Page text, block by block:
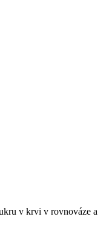
v krvi v rovnováze a